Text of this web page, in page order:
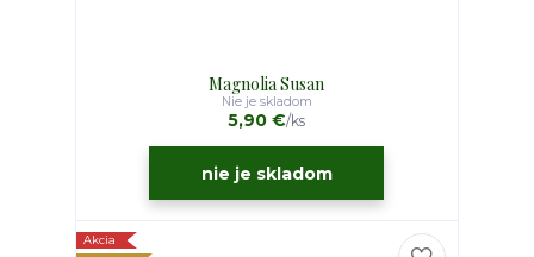
Magnolia Susan
5,90 €/ks
Nie je skladom
nie je skladom
Akcia